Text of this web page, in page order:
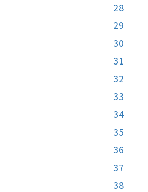
28
29
30
31
32
33
34
35
36
37
38